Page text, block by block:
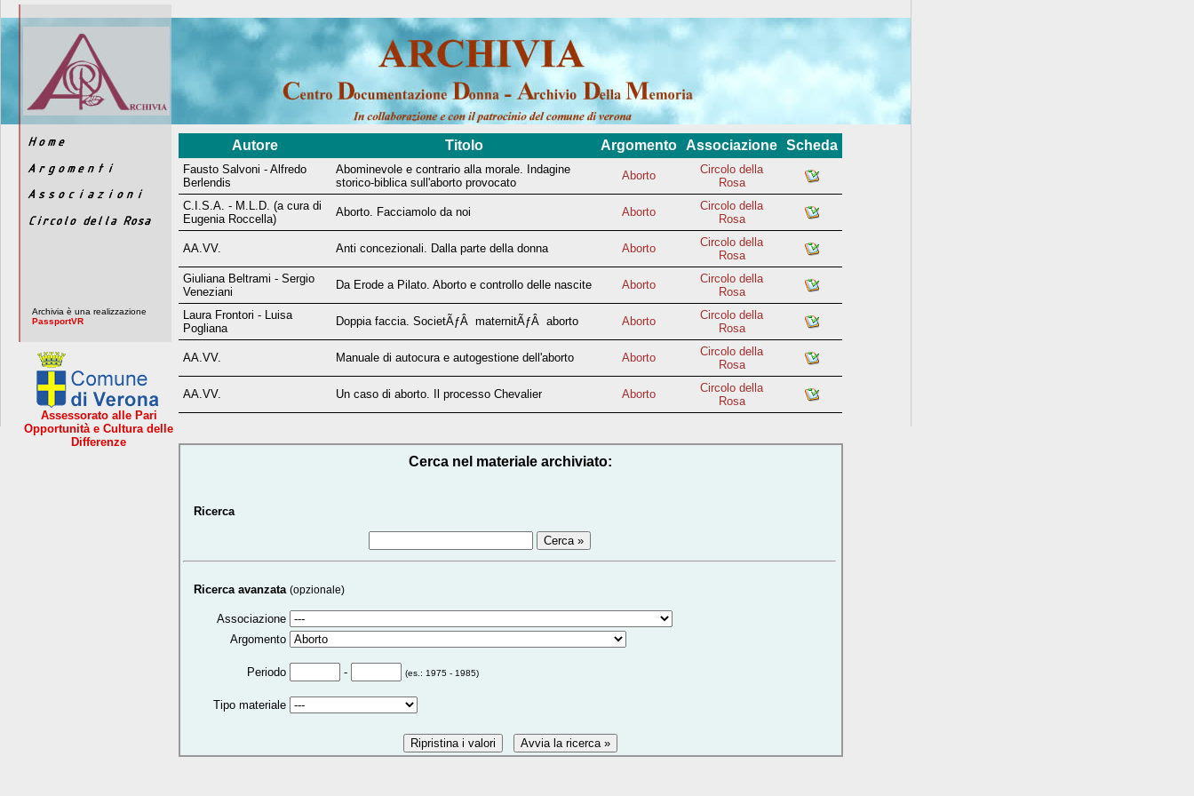
Archivia è una realizzazione
PassportVR
Assessorato alle Pari
Opportunità e Cultura delle
Differenze
Autore Titolo Argomento Associazione Scheda
Fausto Salvoni - Alfredo
Berlendis
Abominevole e contrario alla morale. Indagine
storico-biblica sull'aborto provocato
Aborto
Circolo della
Rosa
C.I.S.A. - M.L.D. (a cura di
Eugenia Roccella)
Aborto. Facciamolo da noi Aborto
Circolo della
Rosa
AA.VV. Anti concezionali. Dalla parte della donna Aborto
Circolo della
Rosa
Giuliana Beltrami - Sergio
Veneziani
Da Erode a Pilato. Aborto e controllo delle nascite Aborto
Circolo della
Rosa
Laura Frontori - Luisa
Pogliana
Doppia faccia. SocietÃƒÂ maternitÃƒÂ aborto Aborto
Circolo della
Rosa
AA.VV. Manuale di autocura e autogestione dell'aborto Aborto
Circolo della
Rosa
AA.VV. Un caso di aborto. Il processo Chevalier Aborto
Circolo della
Rosa
Cerca nel materiale archiviato:
Ricerca
Ricerca avanzata (opzionale)
Associazione
Argomento
Periodo - (es.: 1975 - 1985)
Tipo materiale